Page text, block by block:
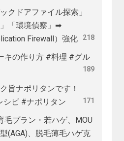
クドアファイル探索」
」「環境偵察」➡
Firewall）強化
218
キの作り方 #料理 #グル
189
旨ナポリタンです！
ピ #ナポリタン
171
毛プラン・若ハゲ、MOU
(AGA)、脱毛薄毛ハゲ克